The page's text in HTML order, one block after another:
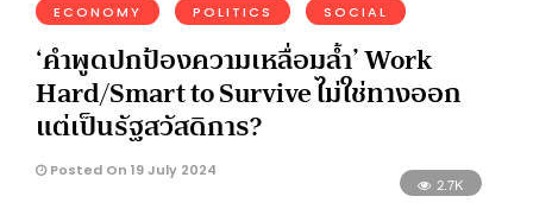
ECONOMY POLITICS SOCIAL
‘คำพูดปกป้องความเหลื่อมล้ำ’ Work
Hard/Smart to Survive ไม่ใช่ทางออก
แต่เป็นรัฐสวัสดิการ?
Posted On 19 July 2024
2.7K